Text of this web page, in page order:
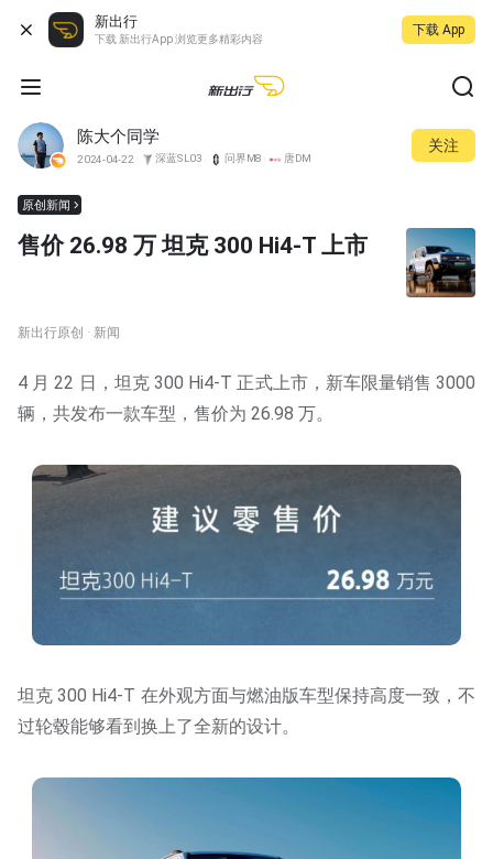
新出行
下载 新出行App 浏览更多精彩内容
下载 App
陈大个同学
2024-04-22 深蓝SL03 问界M8 唐DM
关注
原创新闻
售价 26.98 万 坦克 300 Hi4-T 上市
新出行原创 · 新闻
4 月 22 日，坦克 300 Hi4-T 正式上市，新车限量销售 3000
辆，共发布一款车型，售价为 26.98 万。
坦克 300 Hi4-T 在外观方面与燃油版车型保持高度一致，不
过轮毂能够看到换上了全新的设计。